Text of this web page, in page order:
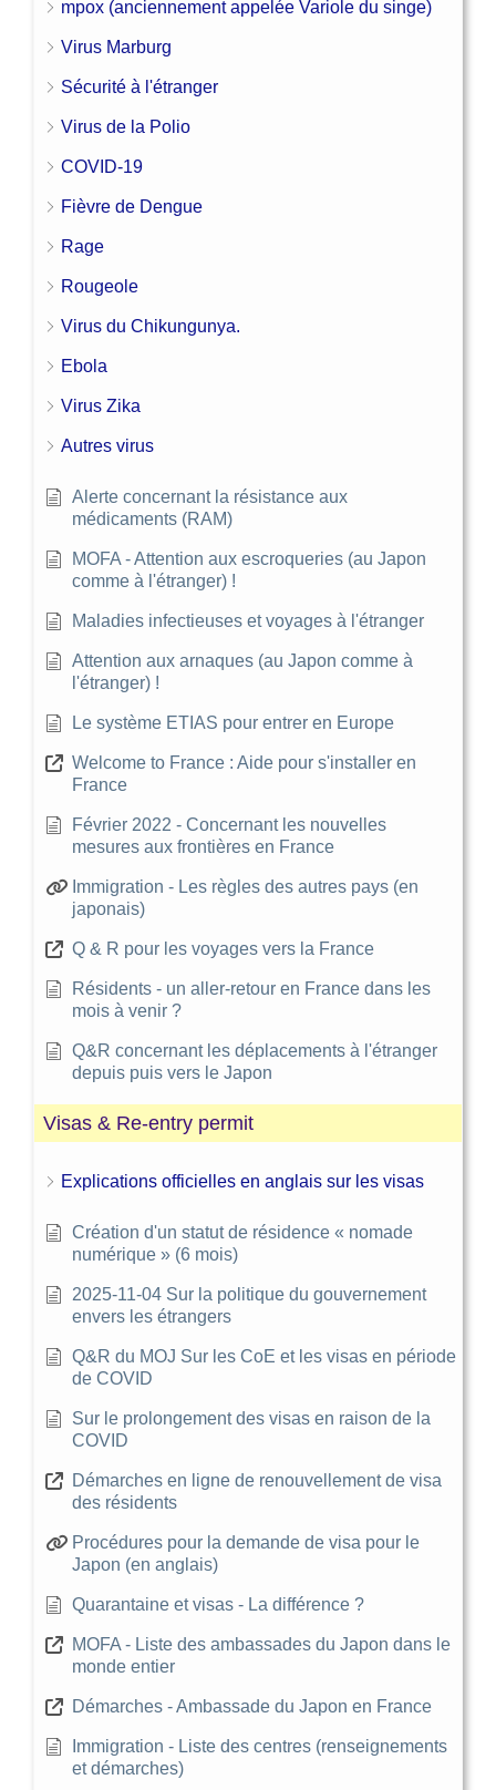
mpox (anciennement appelée Variole du singe)
Virus Marburg
Sécurité à l'étranger
Virus de la Polio
COVID-19
Fièvre de Dengue
Rage
Rougeole
Virus du Chikungunya.
Ebola
Virus Zika
Autres virus
Alerte concernant la résistance aux
médicaments (RAM)
MOFA - Attention aux escroqueries (au Japon
comme à l'étranger) !
Maladies infectieuses et voyages à l'étranger
Attention aux arnaques (au Japon comme à
l'étranger) !
Le système ETIAS pour entrer en Europe
Welcome to France : Aide pour s'installer en
France
Février 2022 - Concernant les nouvelles
mesures aux frontières en France
Immigration - Les règles des autres pays (en
japonais)
Q & R pour les voyages vers la France
Résidents - un aller-retour en France dans les
mois à venir ?
Q&R concernant les déplacements à l'étranger
depuis puis vers le Japon
Visas & Re-entry permit
Explications officielles en anglais sur les visas
Création d'un statut de résidence « nomade
numérique » (6 mois)
2025-11-04 Sur la politique du gouvernement
envers les étrangers
Q&R du MOJ Sur les CoE et les visas en période
de COVID
Sur le prolongement des visas en raison de la
COVID
Démarches en ligne de renouvellement de visa
des résidents
Procédures pour la demande de visa pour le
Japon (en anglais)
Quarantaine et visas - La différence ?
MOFA - Liste des ambassades du Japon dans le
monde entier
Démarches - Ambassade du Japon en France
Immigration - Liste des centres (renseignements
et démarches)